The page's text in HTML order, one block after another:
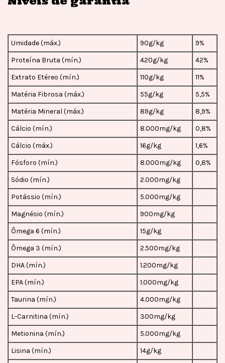
Umidade (máx.) 90g/kg
9%
Proteína Bruta (mín.)
420g/kg
42%
Extrato Etéreo (mín.)
110g/kg
11%
Matéria Fibrosa (máx.)
55g/kg
5,5%
Matéria Mineral (máx.)
89g/kg
8,9%
Cálcio (mín.)
8.000mg/kg
0,8%
Cálcio (máx.)
16g/kg
1,6%
Fósforo (mín.)
8.000mg/kg
0,8%
Sódio (mín.)
2.000mg/kg
Potássio (mín.)
5.000mg/kg
Magnésio (mín.)
900mg/kg
Ômega 6 (mín.)
15g/kg
Ômega 3 (mín.)
2.500mg/kg
DHA (mín.)
1.200mg/kg
EPA (mín.)
1.000mg/kg
Taurina (mín.)
4.000mg/kg
L-Carnitina (mín.)
300mg/kg
Metionina (mín.)
5.000mg/kg
Lisina (mín.)
14g/kg